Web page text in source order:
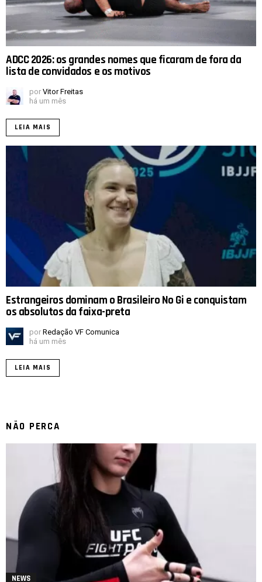
ADCC 2026: os grandes nomes que ficaram de fora da
lista de convidados e os motivos
por Vitor Freitas
há um mês
LEIA MAIS
Estrangeiros dominam o Brasileiro No Gi e conquistam
os absolutos da faixa-preta
por Redação VF Comunica
há um mês
LEIA MAIS
NÃO PERCA
NEWS